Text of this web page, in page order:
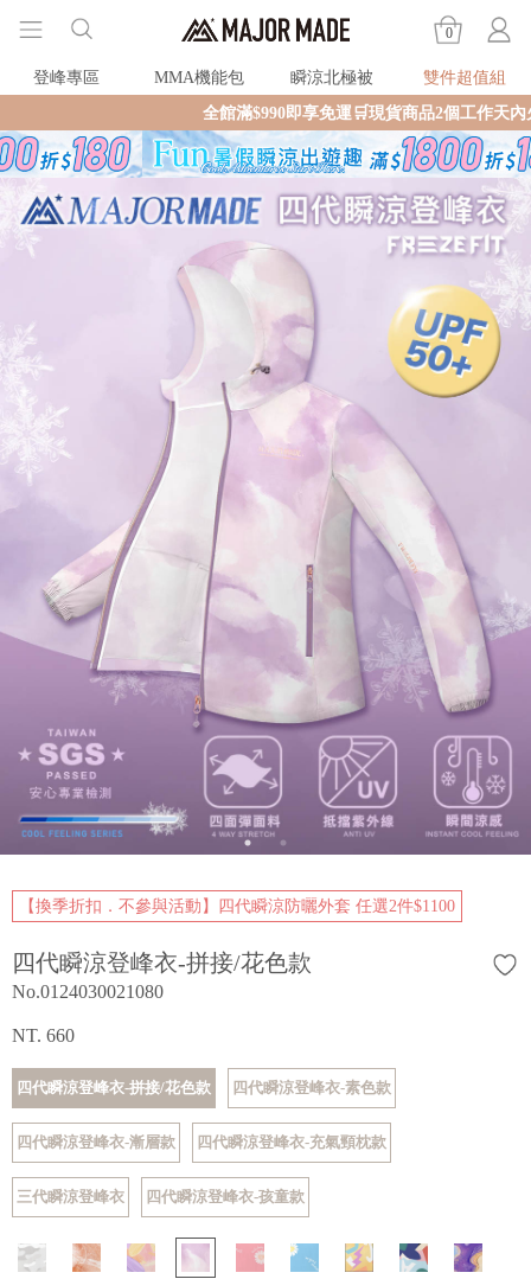
0
登峰專區 MMA機能包 瞬涼北極被
雙件超值組
全館滿$990即享免運🛒現貨商品2個工作天內火速寄出🚚滿額再
【換季折扣．不參與活動】四代瞬涼防曬外套 任選2件$1100
四代瞬涼登峰衣-拼接/花色款
No.0124030021080
NT. 660
四代瞬涼登峰衣-拼接/花色款 四代瞬涼登峰衣-素色款
四代瞬涼登峰衣-漸層款 四代瞬涼登峰衣-充氣頸枕款
三代瞬涼登峰衣 四代瞬涼登峰衣-孩童款